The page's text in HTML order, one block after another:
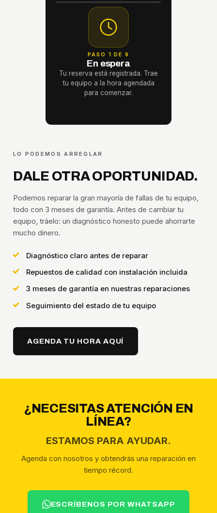
PASO 1 DE 9
En espera
Tu reserva está registrada. Trae
tu equipo a la hora agendada
para comenzar.
LO PODEMOS ARREGLAR
DALE OTRA OPORTUNIDAD.
Podemos reparar la gran mayoría de fallas de tu equipo,
todo con 3 meses de garantía. Antes de cambiar tu
equipo, tráelo: un diagnóstico honesto puede ahorrarte
mucho dinero.
Diagnóstico claro antes de reparar
Repuestos de calidad con instalación incluida
3 meses de garantía en nuestras reparaciones
Seguimiento del estado de tu equipo
AGENDA TU HORA AQUÍ
¿NECESITAS ATENCIÓN EN
LÍNEA?
ESTAMOS PARA AYUDAR.
Agenda con nosotros y obtendrás una reparación en
tiempo récord.
ESCRÍBENOS POR WHATSAPP